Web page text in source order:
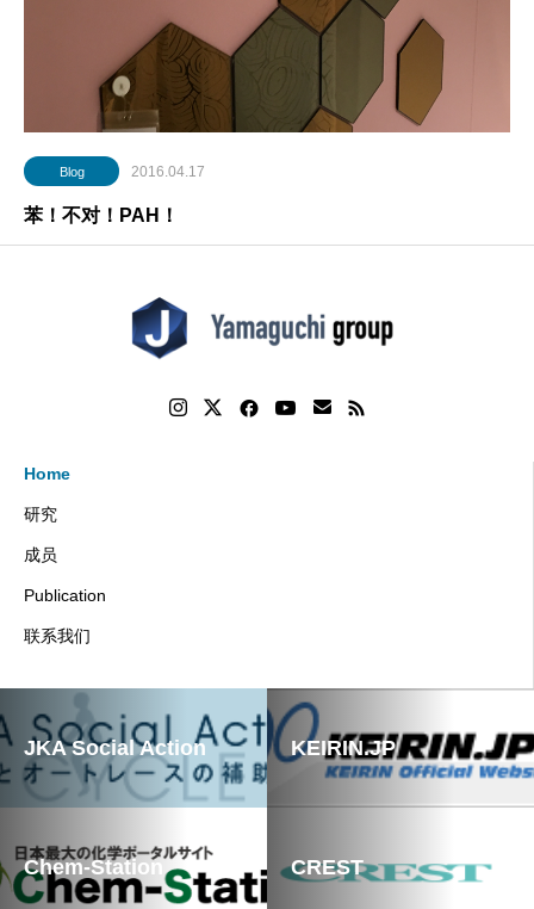
Blog 2016.04.17
苯！不对！PAH！
Home
研究
成员
Publication
联系我们
JKA Social Action KEIRIN.JP
Chem-Station CREST